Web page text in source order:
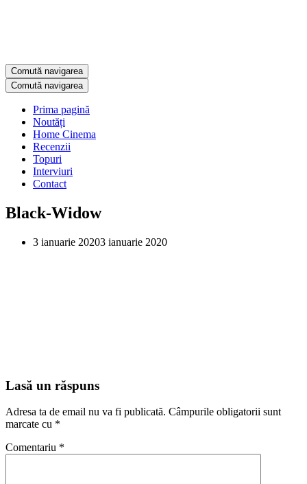
Comută navigarea
Comută navigarea
Prima pagină
Noutăți
Home Cinema
Recenzii
Topuri
Interviuri
Contact
Black-Widow
3 ianuarie 20203 ianuarie 2020
Lasă un răspuns
Adresa ta de email nu va fi publicată. Câmpurile obligatorii sunt
marcate cu *
Comentariu *